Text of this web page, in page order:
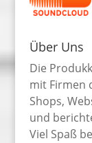
Über Uns
Die
mit Firmen
Shops,
und
Viel Spaß